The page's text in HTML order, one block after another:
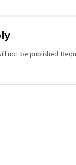
not be published.